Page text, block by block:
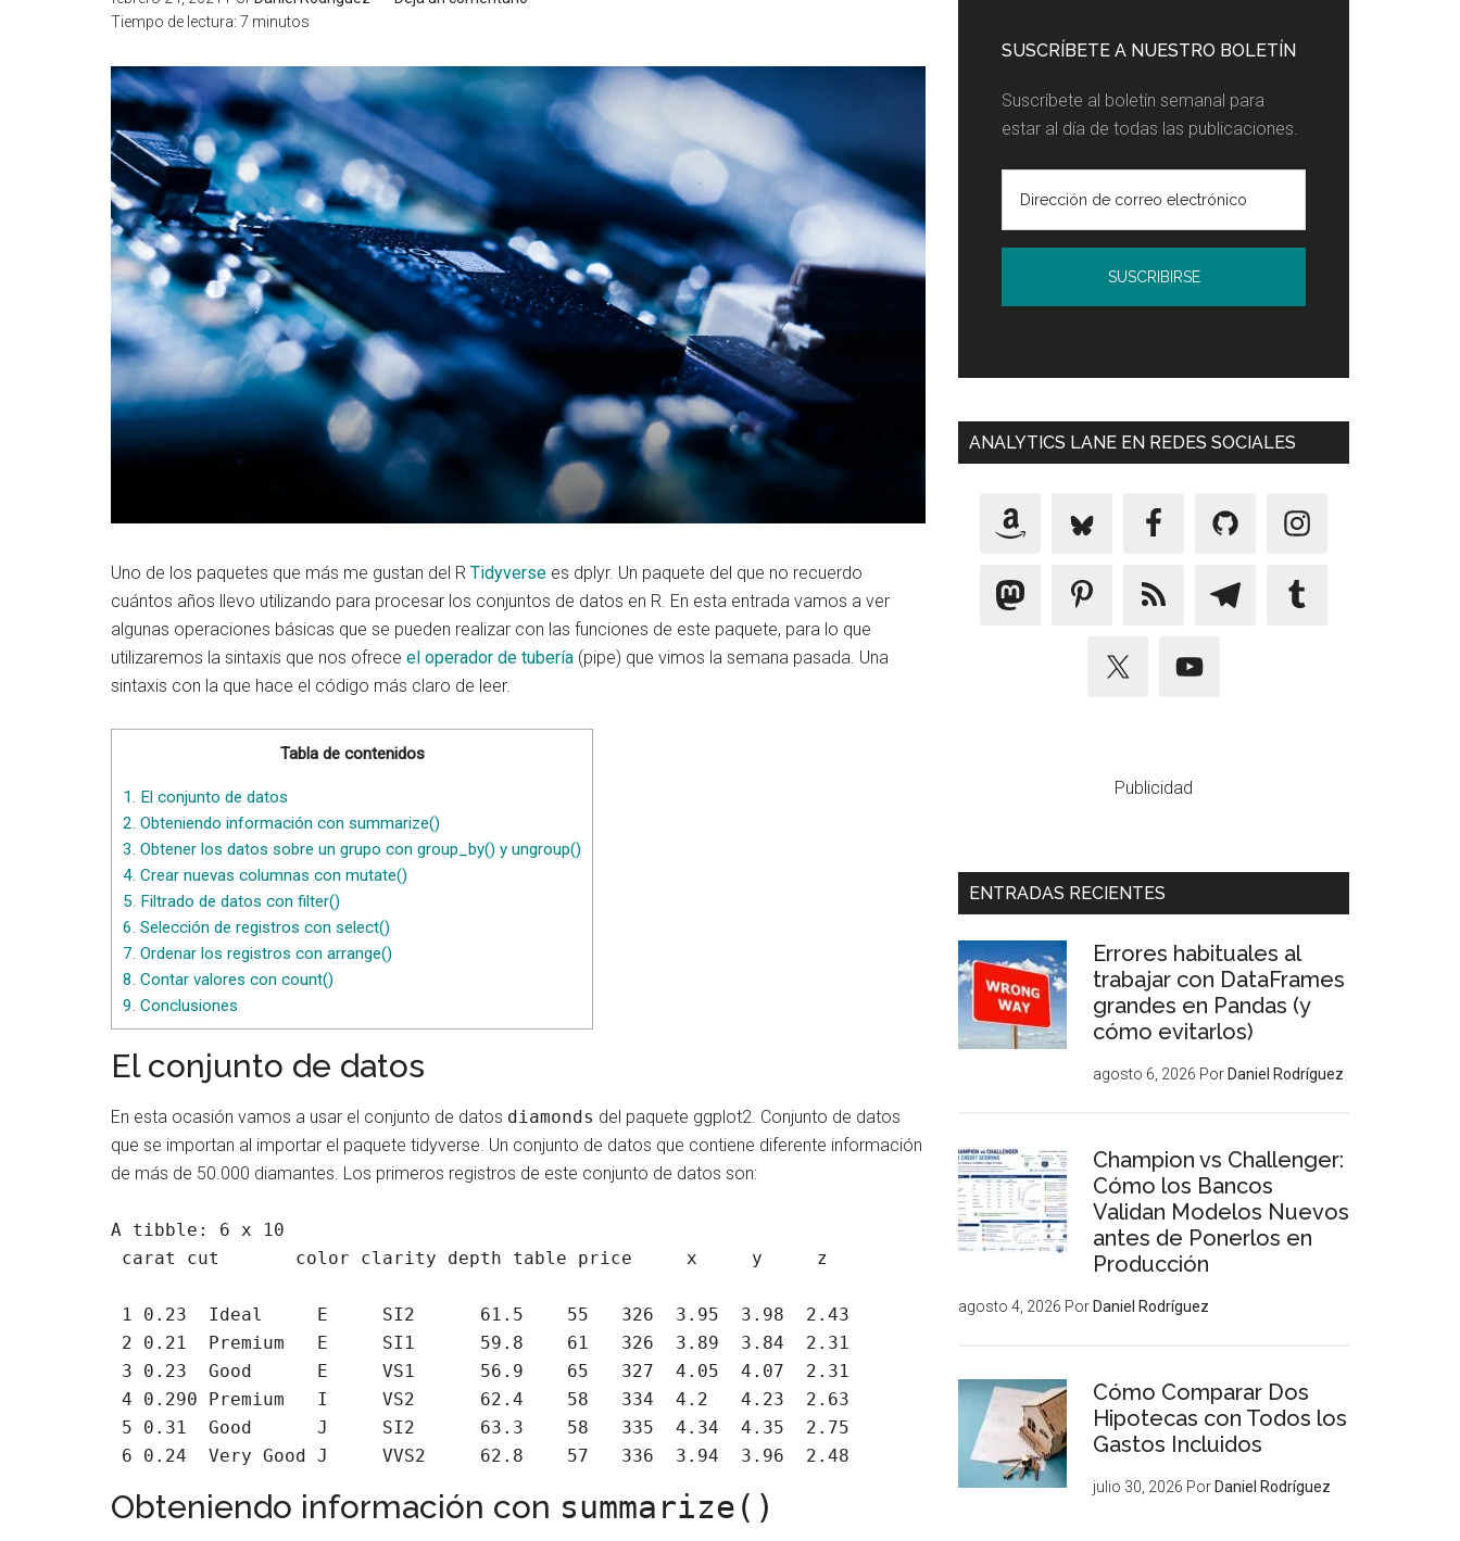
Tiempo de lectura: 7 minutos
Uno de los paquetes que más me gustan del R Tidyverse es dplyr. Un paquete del que no recuerdo
cuántos años llevo utilizando para procesar los conjuntos de datos en R. En esta entrada vamos a ver
algunas operaciones básicas que se pueden realizar con las funciones de este paquete, para lo que
utilizaremos la sintaxis que nos ofrece el operador de tubería (pipe) que vimos la semana pasada. Una
sintaxis con la que hace el código más claro de leer.
Tabla de contenidos
1. El conjunto de datos
2. Obteniendo información con summarize()
3. Obtener los datos sobre un grupo con group_by() y ungroup()
4. Crear nuevas columnas con mutate()
5. Filtrado de datos con filter()
6. Selección de registros con select()
7. Ordenar los registros con arrange()
8. Contar valores con count()
9. Conclusiones
El conjunto de datos
En esta ocasión vamos a usar el conjunto de datos diamonds del paquete ggplot2. Conjunto de datos
que se importan al importar el paquete tidyverse. Un conjunto de datos que contiene diferente información
de más de 50.000 diamantes. Los primeros registros de este conjunto de datos son:
A tibble: 6 x 10
6 0.24  Very Good J     VVS2     62.8    57   336  3.94  3.96  2.48
Obteniendo información con summarize()
SUSCRÍBETE A NUESTRO BOLETÍN
Suscríbete al boletín semanal para
estar al día de todas las publicaciones.
ANALYTICS LANE EN REDES SOCIALES
Publicidad
ENTRADAS RECIENTES
Errores habituales al
trabajar con DataFrames
grandes en Pandas (y
cómo evitarlos)
agosto 6, 2026 Por Daniel Rodríguez
Champion vs Challenger:
Cómo los Bancos
Validan Modelos Nuevos
antes de Ponerlos en
Producción
agosto 4, 2026 Por Daniel Rodríguez
Cómo Comparar Dos
Hipotecas con Todos los
Gastos Incluidos
julio 30, 2026 Por Daniel Rodríguez